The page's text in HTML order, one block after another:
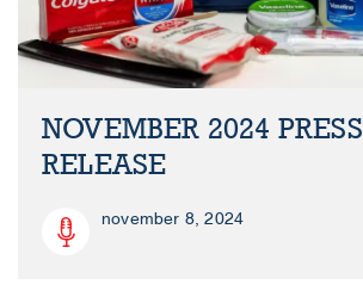
NOVEMBER 2024 PRESS
RELEASE
november 8, 2024